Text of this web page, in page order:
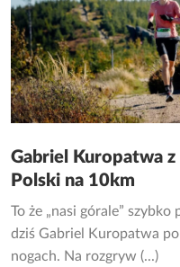
Gabriel Kuropatwa
Polski na 10km
To że „nasi górale”
dziś Gabriel Kuropatwa
nogach. Na rozgryw (...)